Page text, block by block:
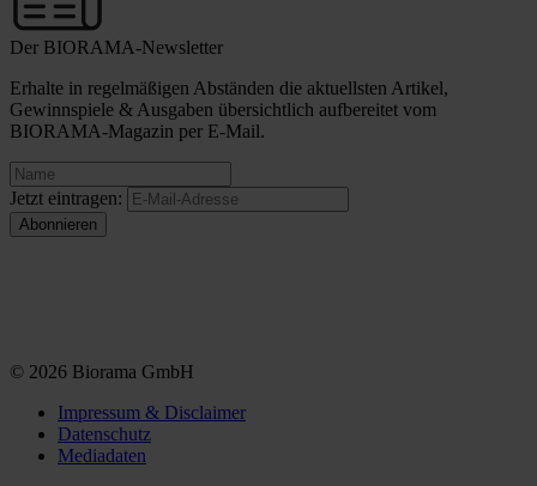
Der BIORAMA-Newsletter
Erhalte in regelmäßigen Abständen die aktuellsten Artikel,
Gewinnspiele & Ausgaben übersichtlich aufbereitet vom
BIORAMA-Magazin per E-Mail.
Jetzt eintragen:
© 2026 Biorama GmbH
Impressum & Disclaimer
Datenschutz
Mediadaten